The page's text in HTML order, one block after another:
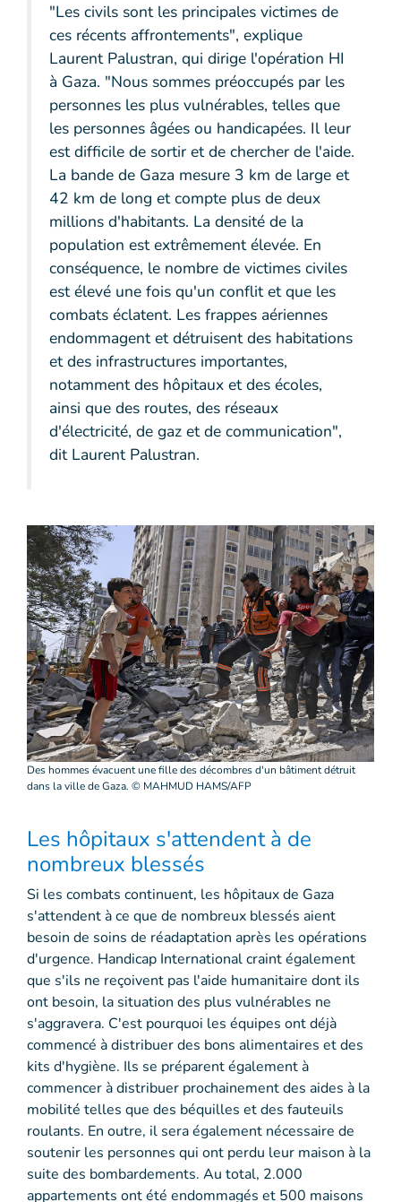
"Les civils sont les principales victimes de
ces récents affrontements", explique
Laurent Palustran, qui dirige l'opération HI
à Gaza. "Nous sommes préoccupés par les
personnes les plus vulnérables, telles que
les personnes âgées ou handicapées. Il leur
est difficile de sortir et de chercher de l'aide.
La bande de Gaza mesure 3 km de large et
42 km de long et compte plus de deux
millions d'habitants. La densité de la
population est extrêmement élevée. En
conséquence, le nombre de victimes civiles
est élevé une fois qu'un conflit et que les
combats éclatent. Les frappes aériennes
endommagent et détruisent des habitations
et des infrastructures importantes,
notamment des hôpitaux et des écoles,
ainsi que des routes, des réseaux
d'électricité, de gaz et de communication",
dit Laurent Palustran.
Des hommes évacuent une fille des décombres d'un bâtiment détruit
dans la ville de Gaza. © MAHMUD HAMS/AFP
Les hôpitaux s'attendent à de
nombreux blessés
Si les combats continuent, les hôpitaux de Gaza
s'attendent à ce que de nombreux blessés aient
besoin de soins de réadaptation après les opérations
d'urgence. Handicap International craint également
que s'ils ne reçoivent pas l'aide humanitaire dont ils
ont besoin, la situation des plus vulnérables ne
s'aggravera. C'est pourquoi les équipes ont déjà
commencé à distribuer des bons alimentaires et des
kits d'hygiène. Ils se préparent également à
commencer à distribuer prochainement des aides à la
mobilité telles que des béquilles et des fauteuils
roulants. En outre, il sera également nécessaire de
soutenir les personnes qui ont perdu leur maison à la
suite des bombardements. Au total, 2.000
appartements ont été endommagés et 500 maisons